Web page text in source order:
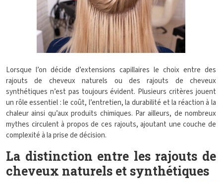
Lorsque l’on décide d’extensions capillaires le choix entre des
rajouts de cheveux naturels ou des rajouts de cheveux
synthétiques n’est pas toujours évident. Plusieurs critères jouent
un rôle essentiel : le coût, l’entretien, la durabilité et la réaction à la
chaleur ainsi qu’aux produits chimiques. Par ailleurs, de nombreux
mythes circulent à propos de ces rajouts, ajoutant une couche de
complexité à la prise de décision.
La distinction entre les rajouts de
cheveux naturels et synthétiques